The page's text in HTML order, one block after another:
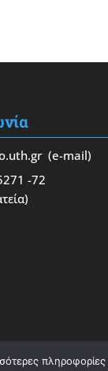
(e-mail)
-72
πληροφορίες